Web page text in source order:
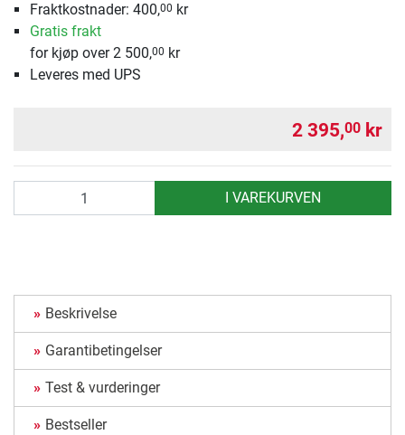
Fraktkostnader: 400,00 kr
Gratis frakt
for kjøp over 2 500,00 kr
Leveres med UPS
2 395,00 kr
I VAREKURVEN
Beskrivelse
Garantibetingelser
Test & vurderinger
Bestseller